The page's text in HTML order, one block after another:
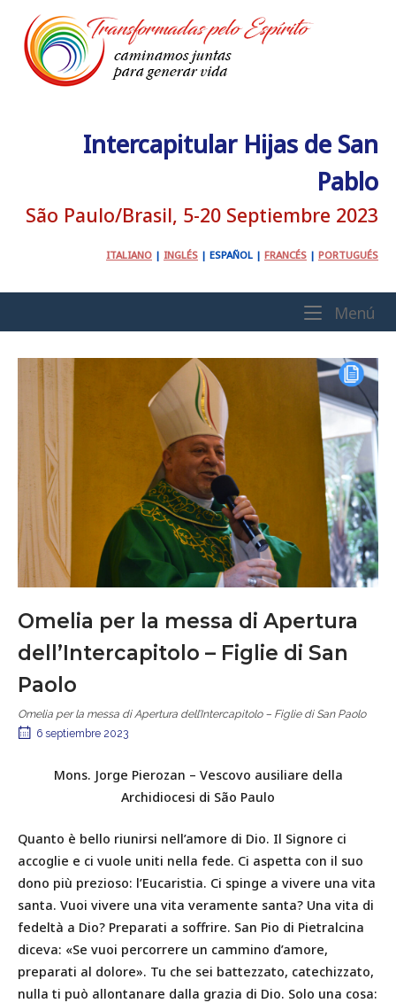
contenido
Intercapitular Hijas de San
Pablo
São Paulo/Brasil, 5-20 Septiembre 2023
ITALIANO | INGLÉS | ESPAÑOL | FRANCÉS | PORTUGUÉS
Menú
Omelia per la messa di Apertura
dell’Intercapitolo – Figlie di San
Paolo
Omelia per la messa di Apertura dell’Intercapitolo – Figlie di San Paolo
6 septiembre 2023
Mons. Jorge Pierozan – Vescovo ausiliare della
Archidiocesi di São Paulo
Quanto è bello riunirsi nell’amore di Dio. Il Signore ci
accoglie e ci vuole uniti nella fede. Ci aspetta con il suo
dono più prezioso: l’Eucaristia. Ci spinge a vivere una vita
santa. Vuoi vivere una vita veramente santa? Una vita di
fedeltà a Dio? Preparati a soffrire. San Pio di Pietralcina
diceva: «Se vuoi percorrere un cammino d’amore,
preparati al dolore». Tu che sei battezzato, catechizzato,
nulla ti può allontanare dalla grazia di Dio. Solo una cosa: